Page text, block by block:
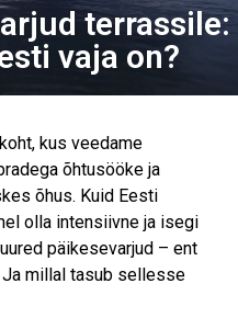
terrassile:
vaja on?
kus veedame
õhtusööke ja
õhus. Kuid Eesti
olla intensiivne ja isegi
päikesevarjud – ent
millal tasub sellesse